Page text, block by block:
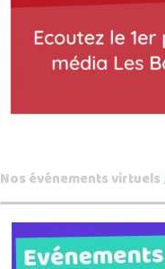
Nos événements virtuels